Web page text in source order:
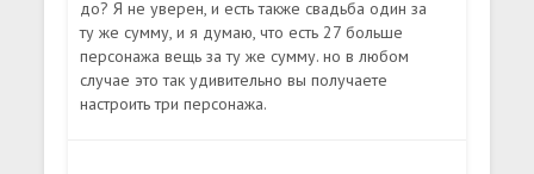
до? Я не уверен, и есть также свадьба один за
ту же сумму, и я думаю, что есть 27 больше
персонажа вещь за ту же сумму. но в любом
случае это так удивительно вы получаете
настроить три персонажа.